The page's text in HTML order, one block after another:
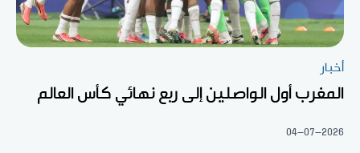
أخبار
المغرب أول الواصلين إلى ربع نهائي كأس العالم
04-07-2026